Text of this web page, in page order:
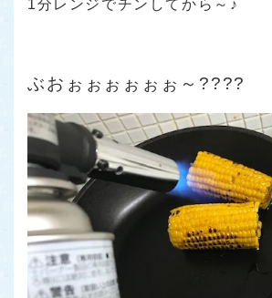
1分レンジでチンしてから～♪
ぶおぉぉぉぉぉぉ～????